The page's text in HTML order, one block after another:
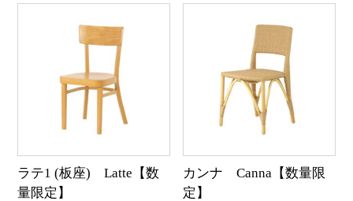
ラテ1 (板座) Latte【数
量限定】
カンナ Canna【数量限
定】